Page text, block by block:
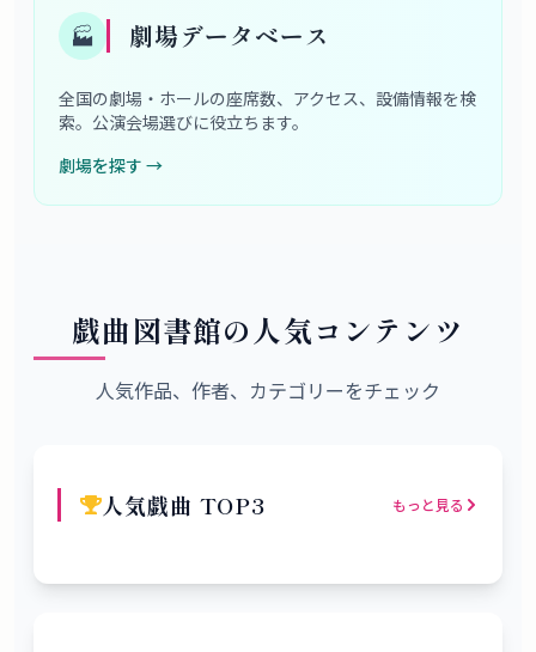
🏭 劇場データベース
全国の劇場・ホールの座席数、アクセス、設備情報を検
索。公演会場選びに役立ちます。
劇場を探す →
戯曲図書館の人気コンテンツ
人気作品、作者、カテゴリーをチェック
人気戯曲 TOP3 もっと見る